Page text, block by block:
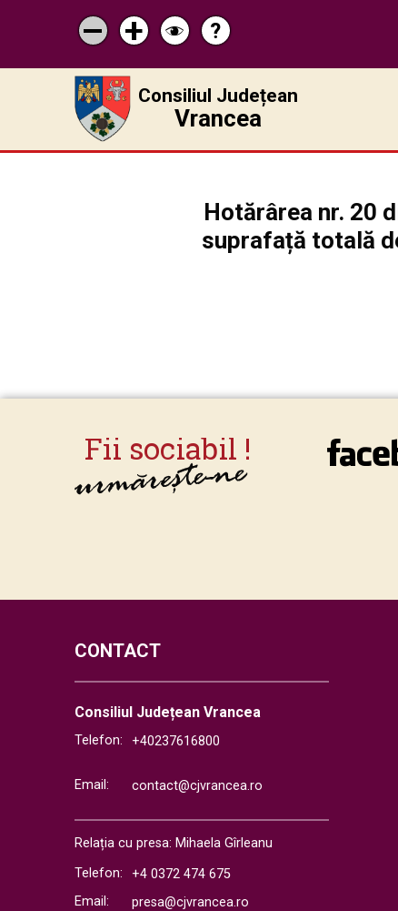
Micșorează
scrisul
Mărește
scrisul
Schimbă
contrastul
Pagina
de
ajutor
?
Consiliul Județean
Vrancea
Hotărârea nr. 20
suprafață totală
CONTACT
Consiliul Județean Vrancea
Telefon: +40237616800
Email: contact@cjvrancea.ro
Relația cu presa: Mihaela Gîrleanu
Telefon:
+4 0372 474 675
Email:
presa@cjvrancea.ro